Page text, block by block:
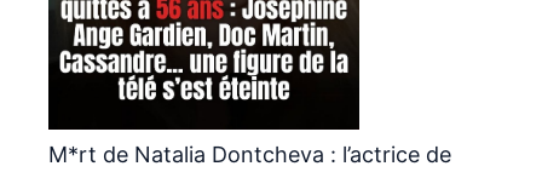
M*rt de Natalia Dontcheva : l’actrice de